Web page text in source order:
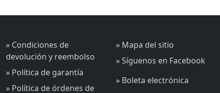
» Condiciones de
devolución y reembolso
» Política de garantía
» Política de órdenes de
» Mapa del sitio
» Síguenos en Facebook
» Boleta electrónica